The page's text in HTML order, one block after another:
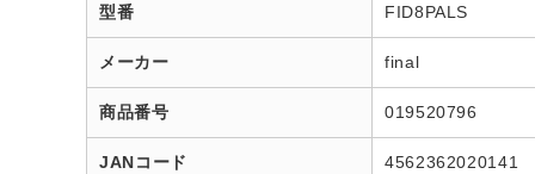
型番 FID8PALS
メーカー final
商品番号 019520796
JANコード 4562362020141